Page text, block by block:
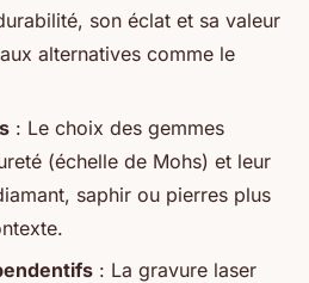
son éclat et sa valeur
alternatives comme le
: Le choix des gemmes
(échelle de Mohs) et leur
saphir ou pierres plus
: La gravure laser